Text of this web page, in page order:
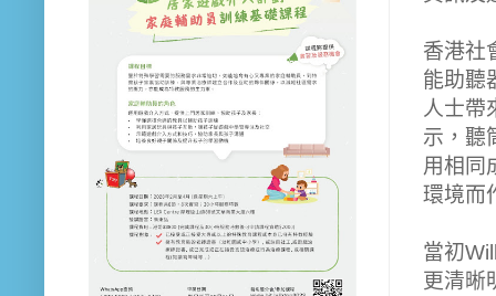
香港社
能助聽
人士帶
示，聽
用相同
環境而
當初
更清晰